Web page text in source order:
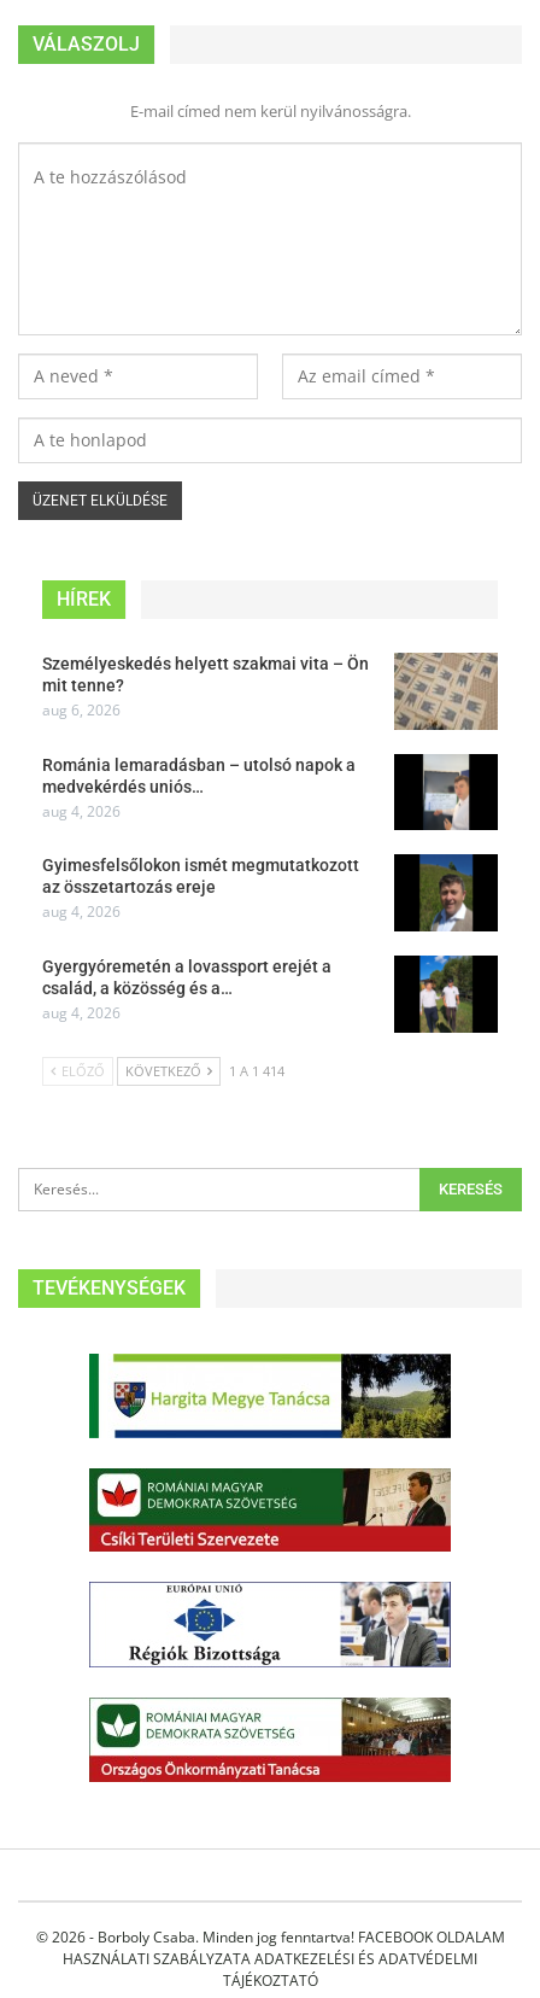
VÁLASZOLJ
E-mail címed nem kerül nyilvánosságra.
HÍREK
Személyeskedés helyett szakmai vita – Ön
mit tenne?
aug 6, 2026
Románia lemaradásban – utolsó napok a
medvekérdés uniós…
aug 4, 2026
Gyimesfelsőlokon ismét megmutatkozott
az összetartozás ereje
aug 4, 2026
Gyergyóremetén a lovassport erejét a
család, a közösség és a…
aug 4, 2026
ELŐZŐ KÖVETKEZŐ 1 A 1 414
TEVÉKENYSÉGEK
© 2026 - Borboly Csaba. Minden jog fenntartva! FACEBOOK OLDALAM
HASZNÁLATI SZABÁLYZATAADATKEZELÉSI ÉS ADATVÉDELMI
TÁJÉKOZTATÓ